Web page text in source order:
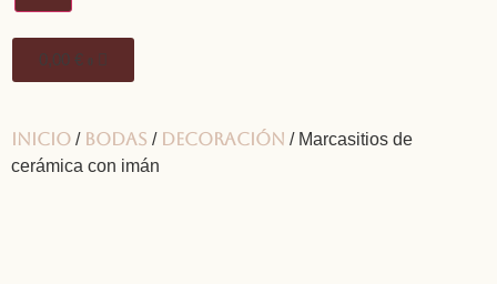
0,00 €
Inicio / Bodas / Decoración / Marcasitios de
cerámica con imán